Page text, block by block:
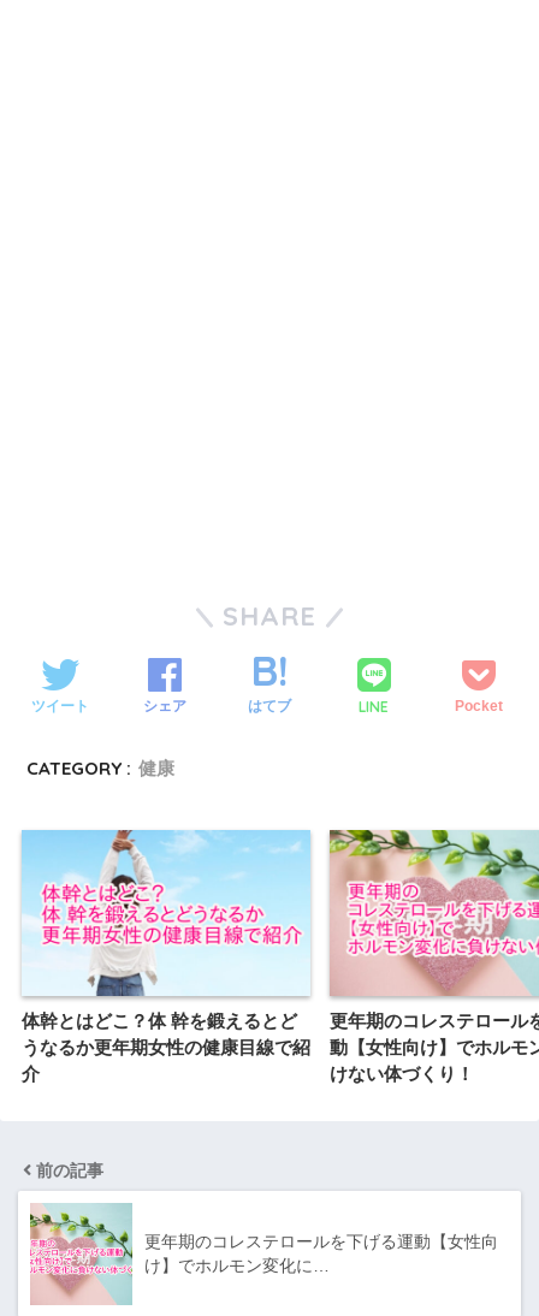
SHARE
ツイート シェア はてブ LINE Pocket
CATEGORY : 健康
体幹とはどこ？体 幹を鍛えるとど
うなるか更年期女性の健康目線で紹
介
更年期のコレステロール
動【女性向け】でホルモ
けない体づくり！
前の記事
更年期のコレステロールを下げる運動【女性向
け】でホルモン変化に…